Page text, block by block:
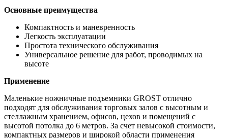
Основные преимущества
Компактность и маневренность
Легкость эксплуатации
Простота технического обслуживания
Универсальное решение для работ, проводимых на
высоте
Применение
Маленькие ножничные подъемники GROST отлично
подходят для обслуживания торговых залов с высотным и
стеллажным хранением, офисов, цехов и помещений с
высотой потолка до 6 метров. За счет невысокой стоимости,
компактных размеров и широкой области применения